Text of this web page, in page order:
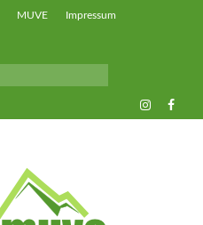
MUVE Impressum